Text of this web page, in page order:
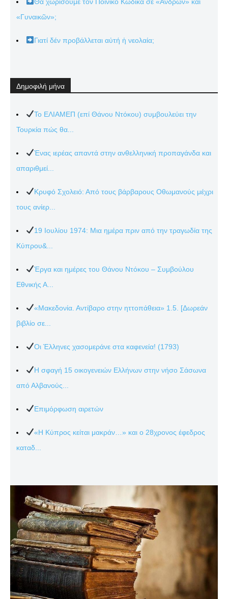
«Γυναικῶν»;
Γιατί δέν προβάλλεται αὐτή ἡ νεολαία;
Δημοφιλή μήνα
Το ΕΛΙΑΜΕΠ (επί Θάνου Ντόκου) συμβουλεύει την
Τουρκία πώς θα...
Ένας ιερέας απαντά στην ανθελληνική προπαγάνδα και
απαριθμεί...
Κρυφό Σχολειό: Από τους βάρβαρους Οθωμανούς μέχρι
τους ανίερ...
19 Ιουλίου 1974: Μια ημέρα πριν από την τραγωδία της
Κύπρου&...
Έργα και ημέρες του Θάνου Ντόκου – Συμβούλου
Εθνικής Α...
«Μακεδονία. Αντίβαρο στην ηττοπάθεια» 1.5. [Δωρεάν
βιβλίο σε...
Οι Έλληνες χασομεράνε στα καφενεία! (1793)
Η σφαγή 15 οικογενειών Ελλήνων στην νήσο Σάσωνα
από Αλβανούς...
Επιμόρφωση αιρετών
«Η Κύπρος κείται μακράν…» και ο 28χρονος έφεδρος
καταδ...